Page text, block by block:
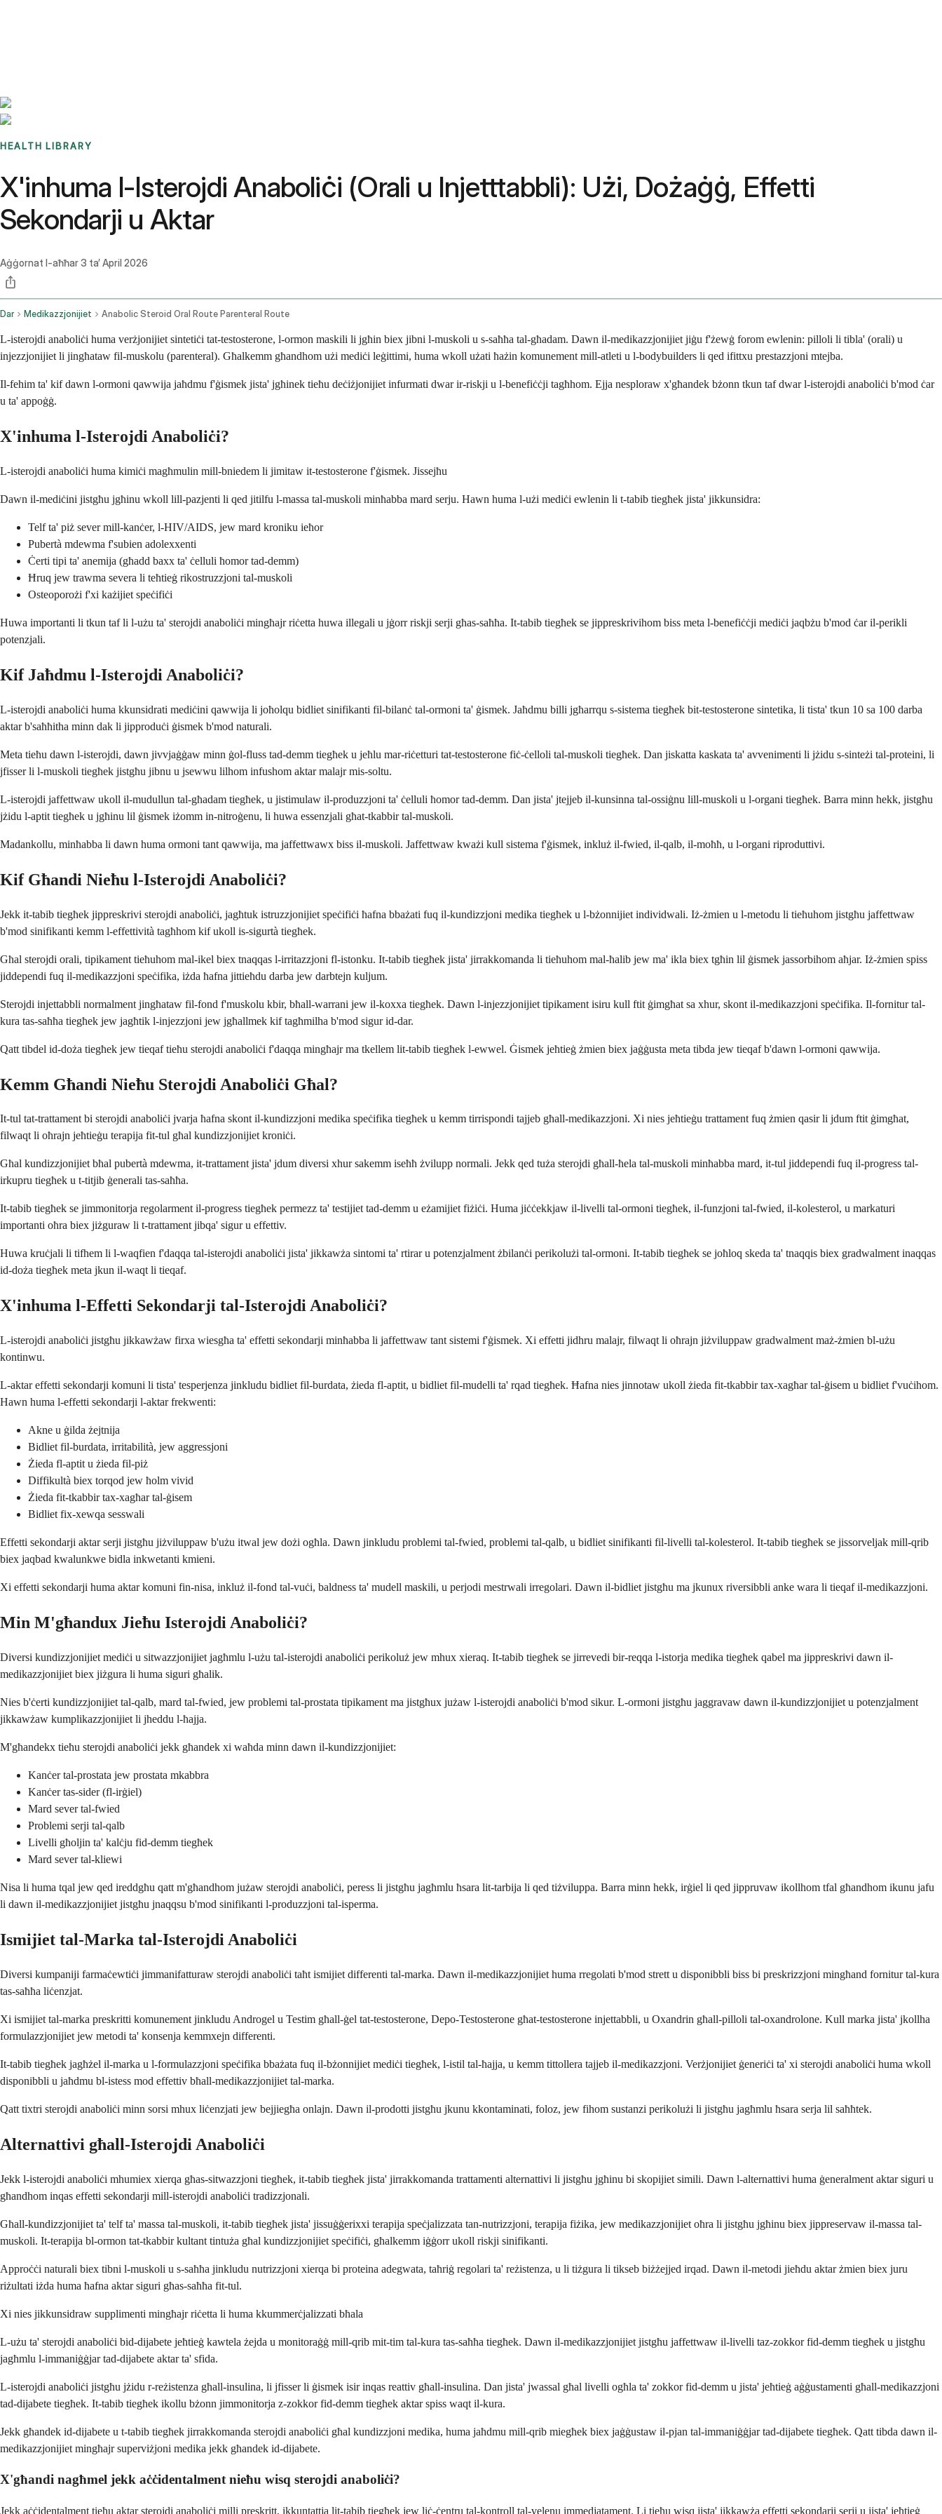
HEALTH LIBRARY
X'inhuma l-Isterojdi Anaboliċi (Orali u Injetttabbli): Użi, Dożaġġ, Effetti
Sekondarji u Aktar
Aġġornat l-aħħar3 ta’ April 2026
Dar Medikazzjonijiet Anabolic Steroid Oral Route Parenteral Route
L-isterojdi anaboliċi huma verżjonijiet sintetiċi tat-testosterone, l-ormon maskili li jgħin biex jibni l-muskoli u s-saħħa tal-għadam. Dawn il-medikazzjonijiet jiġu f'żewġ forom ewlenin: pilloli li tibla' (orali) u
injezzjonijiet li jingħataw fil-muskolu (parenteral). Għalkemm għandhom użi mediċi leġittimi, huma wkoll użati ħażin komunement mill-atleti u l-bodybuilders li qed ifittxu prestazzjoni mtejba.
Il-fehim ta' kif dawn l-ormoni qawwija jaħdmu f'ġismek jista' jgħinek tieħu deċiżjonijiet infurmati dwar ir-riskji u l-benefiċċji tagħhom. Ejja nesploraw x'għandek bżonn tkun taf dwar l-isterojdi anaboliċi b'mod ċar
u ta' appoġġ.
X'inhuma l-Isterojdi Anaboliċi?
L-isterojdi anaboliċi huma kimiċi magħmulin mill-bniedem li jimitaw it-testosterone f'ġismek. Jissejħu
Dawn il-mediċini jistgħu jgħinu wkoll lill-pazjenti li qed jitilfu l-massa tal-muskoli minħabba mard serju. Hawn huma l-użi mediċi ewlenin li t-tabib tiegħek jista' jikkunsidra:
Telf ta' piż sever mill-kanċer, l-HIV/AIDS, jew mard kroniku ieħor
Pubertà mdewma f'subien adolexxenti
Ċerti tipi ta' anemija (għadd baxx ta' ċelluli ħomor tad-demm)
Ħruq jew trawma severa li teħtieġ rikostruzzjoni tal-muskoli
Osteoporożi f'xi każijiet speċifiċi
Huwa importanti li tkun taf li l-użu ta' sterojdi anaboliċi mingħajr riċetta huwa illegali u jġorr riskji serji għas-saħħa. It-tabib tiegħek se jippreskrivihom biss meta l-benefiċċji mediċi jaqbżu b'mod ċar il-perikli
potenzjali.
Kif Jaħdmu l-Isterojdi Anaboliċi?
L-isterojdi anaboliċi huma kkunsidrati mediċini qawwija li joħolqu bidliet sinifikanti fil-bilanċ tal-ormoni ta' ġismek. Jaħdmu billi jgħarrqu s-sistema tiegħek bit-testosterone sintetika, li tista' tkun 10 sa 100 darba
aktar b'saħħitha minn dak li jipproduċi ġismek b'mod naturali.
Meta tieħu dawn l-isterojdi, dawn jivvjaġġaw minn ġol-fluss tad-demm tiegħek u jeħlu mar-riċetturi tat-testosterone fiċ-ċelloli tal-muskoli tiegħek. Dan jiskatta kaskata ta' avvenimenti li jżidu s-sinteżi tal-proteini, li
jfisser li l-muskoli tiegħek jistgħu jibnu u jsewwu lilhom infushom aktar malajr mis-soltu.
L-isterojdi jaffettwaw ukoll il-mudullun tal-għadam tiegħek, u jistimulaw il-produzzjoni ta' ċelluli ħomor tad-demm. Dan jista' jtejjeb il-kunsinna tal-ossiġnu lill-muskoli u l-organi tiegħek. Barra minn hekk, jistgħu
jżidu l-aptit tiegħek u jgħinu lil ġismek iżomm in-nitroġenu, li huwa essenzjali għat-tkabbir tal-muskoli.
Madankollu, minħabba li dawn huma ormoni tant qawwija, ma jaffettwawx biss il-muskoli. Jaffettwaw kważi kull sistema f'ġismek, inkluż il-fwied, il-qalb, il-moħħ, u l-organi riproduttivi.
Kif Għandi Nieħu l-Isterojdi Anaboliċi?
Jekk it-tabib tiegħek jippreskrivi sterojdi anaboliċi, jagħtuk istruzzjonijiet speċifiċi ħafna bbażati fuq il-kundizzjoni medika tiegħek u l-bżonnijiet individwali. Iż-żmien u l-metodu li tieħuhom jistgħu jaffettwaw
b'mod sinifikanti kemm l-effettività tagħhom kif ukoll is-sigurtà tiegħek.
Għal sterojdi orali, tipikament tieħuhom mal-ikel biex tnaqqas l-irritazzjoni fl-istonku. It-tabib tiegħek jista' jirrakkomanda li tieħuhom mal-ħalib jew ma' ikla biex tgħin lil ġismek jassorbihom aħjar. Iż-żmien spiss
jiddependi fuq il-medikazzjoni speċifika, iżda ħafna jittieħdu darba jew darbtejn kuljum.
Sterojdi injettabbli normalment jingħataw fil-fond f'muskolu kbir, bħall-warrani jew il-koxxa tiegħek. Dawn l-injezzjonijiet tipikament isiru kull ftit ġimgħat sa xhur, skont il-medikazzjoni speċifika. Il-fornitur tal-
kura tas-saħħa tiegħek jew jagħtik l-injezzjoni jew jgħallmek kif tagħmilha b'mod sigur id-dar.
Qatt tibdel id-doża tiegħek jew tieqaf tieħu sterojdi anaboliċi f'daqqa mingħajr ma tkellem lit-tabib tiegħek l-ewwel. Ġismek jeħtieġ żmien biex jaġġusta meta tibda jew tieqaf b'dawn l-ormoni qawwija.
Kemm Għandi Nieħu Sterojdi Anaboliċi Għal?
It-tul tat-trattament bi sterojdi anaboliċi jvarja ħafna skont il-kundizzjoni medika speċifika tiegħek u kemm tirrispondi tajjeb għall-medikazzjoni. Xi nies jeħtieġu trattament fuq żmien qasir li jdum ftit ġimgħat,
filwaqt li oħrajn jeħtieġu terapija fit-tul għal kundizzjonijiet kroniċi.
Għal kundizzjonijiet bħal pubertà mdewma, it-trattament jista' jdum diversi xhur sakemm iseħħ żvilupp normali. Jekk qed tuża sterojdi għall-ħela tal-muskoli minħabba mard, it-tul jiddependi fuq il-progress tal-
irkupru tiegħek u t-titjib ġenerali tas-saħħa.
It-tabib tiegħek se jimmonitorja regolarment il-progress tiegħek permezz ta' testijiet tad-demm u eżamijiet fiżiċi. Huma jiċċekkjaw il-livelli tal-ormoni tiegħek, il-funzjoni tal-fwied, il-kolesterol, u markaturi
importanti oħra biex jiżguraw li t-trattament jibqa' sigur u effettiv.
Huwa kruċjali li tifhem li l-waqfien f'daqqa tal-isterojdi anaboliċi jista' jikkawża sintomi ta' rtirar u potenzjalment żbilanċi perikolużi tal-ormoni. It-tabib tiegħek se joħloq skeda ta' tnaqqis biex gradwalment inaqqas
id-doża tiegħek meta jkun il-waqt li tieqaf.
X'inhuma l-Effetti Sekondarji tal-Isterojdi Anaboliċi?
L-isterojdi anaboliċi jistgħu jikkawżaw firxa wiesgħa ta' effetti sekondarji minħabba li jaffettwaw tant sistemi f'ġismek. Xi effetti jidhru malajr, filwaqt li oħrajn jiżviluppaw gradwalment maż-żmien bl-użu
kontinwu.
L-aktar effetti sekondarji komuni li tista' tesperjenza jinkludu bidliet fil-burdata, żieda fl-aptit, u bidliet fil-mudelli ta' rqad tiegħek. Ħafna nies jinnotaw ukoll żieda fit-tkabbir tax-xagħar tal-ġisem u bidliet f'vuċihom.
Hawn huma l-effetti sekondarji l-aktar frekwenti:
Akne u ġilda żejtnija
Bidliet fil-burdata, irritabilità, jew aggressjoni
Żieda fl-aptit u żieda fil-piż
Diffikultà biex torqod jew ħolm vivid
Żieda fit-tkabbir tax-xagħar tal-ġisem
Bidliet fix-xewqa sesswali
Effetti sekondarji aktar serji jistgħu jiżviluppaw b'użu itwal jew dożi ogħla. Dawn jinkludu problemi tal-fwied, problemi tal-qalb, u bidliet sinifikanti fil-livelli tal-kolesterol. It-tabib tiegħek se jissorveljak mill-qrib
biex jaqbad kwalunkwe bidla inkwetanti kmieni.
Xi effetti sekondarji huma aktar komuni fin-nisa, inkluż il-fond tal-vuċi, baldness ta' mudell maskili, u perjodi mestrwali irregolari. Dawn il-bidliet jistgħu ma jkunux riversibbli anke wara li tieqaf il-medikazzjoni.
Min M'għandux Jieħu Isterojdi Anaboliċi?
Diversi kundizzjonijiet mediċi u sitwazzjonijiet jagħmlu l-użu tal-isterojdi anaboliċi perikoluż jew mhux xieraq. It-tabib tiegħek se jirrevedi bir-reqqa l-istorja medika tiegħek qabel ma jippreskrivi dawn il-
medikazzjonijiet biex jiżgura li huma siguri għalik.
Nies b'ċerti kundizzjonijiet tal-qalb, mard tal-fwied, jew problemi tal-prostata tipikament ma jistgħux jużaw l-isterojdi anaboliċi b'mod sikur. L-ormoni jistgħu jaggravaw dawn il-kundizzjonijiet u potenzjalment
jikkawżaw kumplikazzjonijiet li jheddu l-ħajja.
M'għandekx tieħu sterojdi anaboliċi jekk għandek xi waħda minn dawn il-kundizzjonijiet:
Kanċer tal-prostata jew prostata mkabbra
Kanċer tas-sider (fl-irġiel)
Mard sever tal-fwied
Problemi serji tal-qalb
Livelli għoljin ta' kalċju fid-demm tiegħek
Mard sever tal-kliewi
Nisa li huma tqal jew qed ireddgħu qatt m'għandhom jużaw sterojdi anaboliċi, peress li jistgħu jagħmlu ħsara lit-tarbija li qed tiżviluppa. Barra minn hekk, irġiel li qed jippruvaw ikollhom tfal għandhom ikunu jafu
li dawn il-medikazzjonijiet jistgħu jnaqqsu b'mod sinifikanti l-produzzjoni tal-isperma.
Ismijiet tal-Marka tal-Isterojdi Anaboliċi
Diversi kumpaniji farmaċewtiċi jimmanifatturaw sterojdi anaboliċi taħt ismijiet differenti tal-marka. Dawn il-medikazzjonijiet huma rregolati b'mod strett u disponibbli biss bi preskrizzjoni mingħand fornitur tal-kura
tas-saħħa liċenzjat.
Xi ismijiet tal-marka preskritti komunement jinkludu Androgel u Testim għall-ġel tat-testosterone, Depo-Testosterone għat-testosterone injettabbli, u Oxandrin għall-pilloli tal-oxandrolone. Kull marka jista' jkollha
formulazzjonijiet jew metodi ta' konsenja kemmxejn differenti.
It-tabib tiegħek jagħżel il-marka u l-formulazzjoni speċifika bbażata fuq il-bżonnijiet mediċi tiegħek, l-istil tal-ħajja, u kemm tittollera tajjeb il-medikazzjoni. Verżjonijiet ġeneriċi ta' xi sterojdi anaboliċi huma wkoll
disponibbli u jaħdmu bl-istess mod effettiv bħall-medikazzjonijiet tal-marka.
Qatt tixtri sterojdi anaboliċi minn sorsi mhux liċenzjati jew bejjiegħa onlajn. Dawn il-prodotti jistgħu jkunu kkontaminati, foloz, jew fihom sustanzi perikolużi li jistgħu jagħmlu ħsara serja lil saħħtek.
Alternattivi għall-Isterojdi Anaboliċi
Jekk l-isterojdi anaboliċi mhumiex xierqa għas-sitwazzjoni tiegħek, it-tabib tiegħek jista' jirrakkomanda trattamenti alternattivi li jistgħu jgħinu bi skopijiet simili. Dawn l-alternattivi huma ġeneralment aktar siguri u
għandhom inqas effetti sekondarji mill-isterojdi anaboliċi tradizzjonali.
Għall-kundizzjonijiet ta' telf ta' massa tal-muskoli, it-tabib tiegħek jista' jissuġġerixxi terapija speċjalizzata tan-nutrizzjoni, terapija fiżika, jew medikazzjonijiet oħra li jistgħu jgħinu biex jippreservaw il-massa tal-
muskoli. It-terapija bl-ormon tat-tkabbir kultant tintuża għal kundizzjonijiet speċifiċi, għalkemm iġġorr ukoll riskji sinifikanti.
Approċċi naturali biex tibni l-muskoli u s-saħħa jinkludu nutrizzjoni xierqa bi proteina adegwata, taħriġ regolari ta' reżistenza, u li tiżgura li tikseb biżżejjed irqad. Dawn il-metodi jieħdu aktar żmien biex juru
riżultati iżda huma ħafna aktar siguri għas-saħħa fit-tul.
Xi nies jikkunsidraw supplimenti mingħajr riċetta li huma kkummerċjalizzati bħala
L-użu ta' sterojdi anaboliċi bid-dijabete jeħtieġ kawtela żejda u monitoraġġ mill-qrib mit-tim tal-kura tas-saħħa tiegħek. Dawn il-medikazzjonijiet jistgħu jaffettwaw il-livelli taz-zokkor fid-demm tiegħek u jistgħu
jagħmlu l-immaniġġjar tad-dijabete aktar ta' sfida.
L-isterojdi anaboliċi jistgħu jżidu r-reżistenza għall-insulina, li jfisser li ġismek isir inqas reattiv għall-insulina. Dan jista' jwassal għal livelli ogħla ta' zokkor fid-demm u jista' jeħtieġ aġġustamenti għall-medikazzjoni
tad-dijabete tiegħek. It-tabib tiegħek ikollu bżonn jimmonitorja z-zokkor fid-demm tiegħek aktar spiss waqt il-kura.
Jekk għandek id-dijabete u t-tabib tiegħek jirrakkomanda sterojdi anaboliċi għal kundizzjoni medika, huma jaħdmu mill-qrib miegħek biex jaġġustaw il-pjan tal-immaniġġjar tad-dijabete tiegħek. Qatt tibda dawn il-
medikazzjonijiet mingħajr superviżjoni medika jekk għandek id-dijabete.
X'għandi nagħmel jekk aċċidentalment nieħu wisq sterojdi anaboliċi?
Jekk aċċidentalment tieħu aktar sterojdi anaboliċi milli preskritt, ikkuntattja lit-tabib tiegħek jew liċ-ċentru tal-kontroll tal-velenu immedjatament. Li tieħu wisq jista' jikkawża effetti sekondarji serji u jista' jeħtieġ